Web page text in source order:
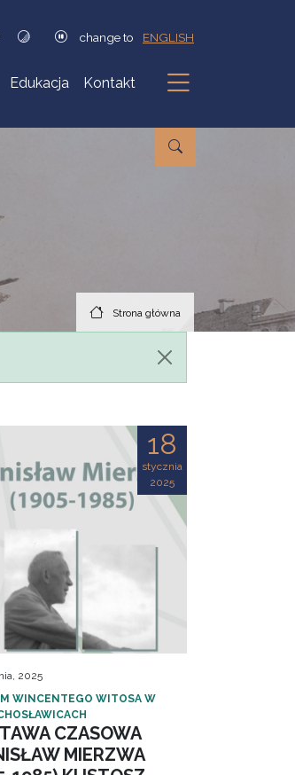
change to ENGLISH
Edukacja Kontakt
Podmenu
Strona główna
18
stycznia
2025
2025
WINCENTEGO WITOSA W
CZASOWA
MIERZWA